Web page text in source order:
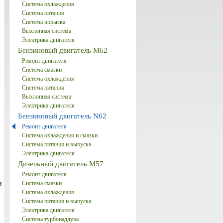
Система охлаждения
Система питания
Система впрыска
Выхлопная система
Электрика двигателя
Бензиновый двигатель M62
Ремонт двигателя
Система смазки
Система охлаждения
Система питания
Выхлопная система
Электрика двигателя
Бензиновый двигатель N62
Ремонт двигателя
Система охлаждения и смазки
Система питания и выпуска
Электрика двигателя
Дизельный двигатель М57
Ремонт двигателя
Система смазки
Система охлаждения
Система питания и выпуска
Электрика двигателя
Система турбонаддува